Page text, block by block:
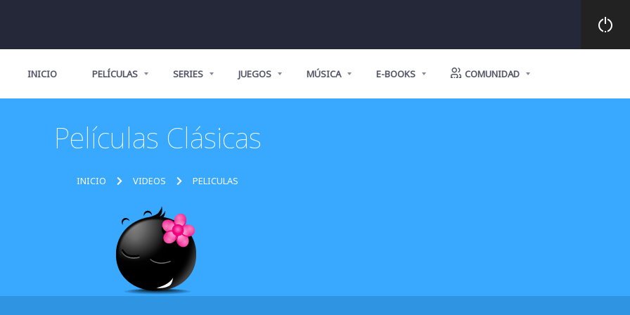
INICIO PELÍCULAS SERIES JUEGOS MÚSICA E-BOOKS COMUNIDAD
Películas Clásicas
INICIO VIDEOS PELICULAS